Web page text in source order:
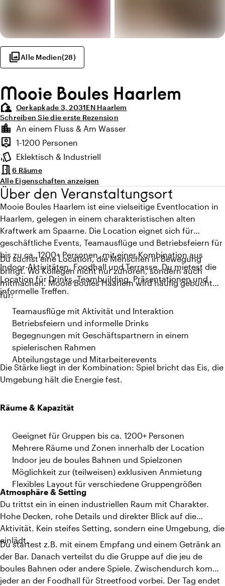
photo_libraryAlle Medien(28)
Mooie Boules Haarlem
location_away Oerkapkade 3, 2031EN Haarlem
Schreiben Sie die erste Rezension
Highlights
location_city
Lage und Umgebung
An einem Fluss & Am Wasser
person_pin
Kapazität
1-1200 Personen
style
Ambiente
Eklektisch & Industriell
meeting_room6 Räume
Alle Eigenschaften anzeigen
Über den Veranstaltungsort
Mooie Boules Haarlem ist eine vielseitige Eventlocation in
Haarlem, gelegen in einem charakteristischen alten
Kraftwerk am Spaarne. Die Location eignet sich für
geschäftliche Events, Teamausflüge und Betriebsfeiern für
bis zu ca. 1200+ Personen, mit einer Kombination aus
Indoor-Aktivitäten, Foodhall und Terrasse. Du mietest die
Location für Drinks, Teambuilding, Präsentationen und
informelle Treffen.
Du suchst eine Location, die Menschen in Bewegung
bringt. Wo Kollegen nicht nur zuhören, sondern auch
mitmachen. Mooie Boules Haarlem wird häufig gebucht
für:
Teamausflüge mit Aktivität und Interaktion
Betriebsfeiern und informelle Drinks
Begegnungen mit Geschäftspartnern in einem
spielerischen Rahmen
Abteilungstage und Mitarbeiterevents
Die Stärke liegt in der Kombination: Spiel bricht das Eis, die
Umgebung hält die Energie fest.
Räume & Kapazität
Geeignet für Gruppen bis ca. 1200+ Personen
Mehrere Räume und Zonen innerhalb der Location
Indoor jeu de boules Bahnen und Spielzonen
Möglichkeit zur (teilweisen) exklusiven Anmietung
Flexibles Layout für verschiedene Gruppengrößen
Atmosphäre & Setting
Du trittst ein in einen industriellen Raum mit Charakter.
Hohe Decken, rohe Details und direkter Blick auf die
Aktivität. Kein steifes Setting, sondern eine Umgebung, die
einlädt.
Du startest z.B. mit einem Empfang und einem Getränk an
der Bar. Danach verteilst du die Gruppe auf die jeu de
boules Bahnen oder andere Spiele. Zwischendurch kommt
jeder an der Foodhall für Streetfood vorbei. Der Tag endet